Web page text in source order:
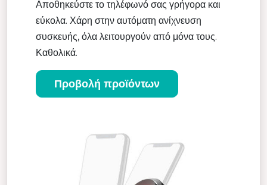
Αποθηκεύστε το τηλέφωνό σας γρήγορα και
εύκολα. Χάρη στην αυτόματη ανίχνευση
συσκευής, όλα λειτουργούν από μόνα τους.
Καθολικά.
Προβολή προϊόντων